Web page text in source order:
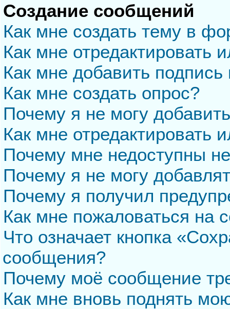
Создание сообщений
Как мне создать тему в
Как мне отредактировать
Как мне добавить
Как мне создать опрос?
Почему я не могу
Как мне отредактировать
Почему мне недоступны
Почему я не могу
Почему я получил
Как мне пожаловаться на
Что означает кнопка
сообщения?
Почему моё сообщение
Как мне вновь поднять